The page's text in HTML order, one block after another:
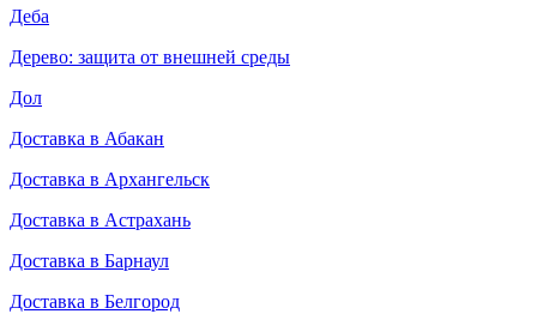
Деба
Дерево: защита от внешней среды
Дол
Доставка в Абакан
Доставка в Архангельск
Доставка в Астрахань
Доставка в Барнаул
Доставка в Белгород